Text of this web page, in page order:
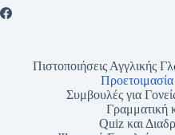
Πιστοποιήσεις Αγγλικής
Προετοιμασία
Συμβουλές για
Γραμματική
Quiz και